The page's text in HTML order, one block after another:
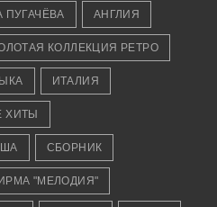
ПУГАЧЁВА АНГЛИЯ
КОЛЛЕКЦИЯ РЕТРО
ИТАЛИЯ
ХИТЫ
СБОРНИК
"МЕЛОДИЯ"